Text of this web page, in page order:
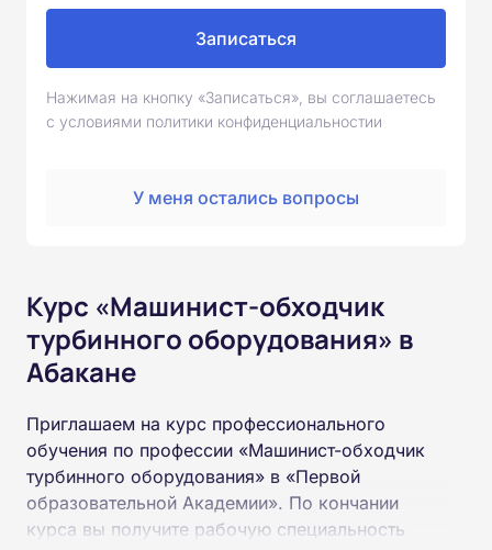
Записаться
Нажимая на кнопку «Записаться», вы соглашаетесь
с условиями политики конфиденциальностии
У меня остались вопросы
Курс «Машинист-обходчик
турбинного оборудования» в
Абакане
Приглашаем на курс профессионального
обучения по профессии «Машинист-обходчик
турбинного оборудования» в «Первой
образовательной Академии». По кончании
курса вы получите рабочую специальность